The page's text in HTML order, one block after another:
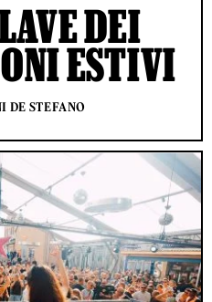
DEI
ESTIVI
DE STEFANO